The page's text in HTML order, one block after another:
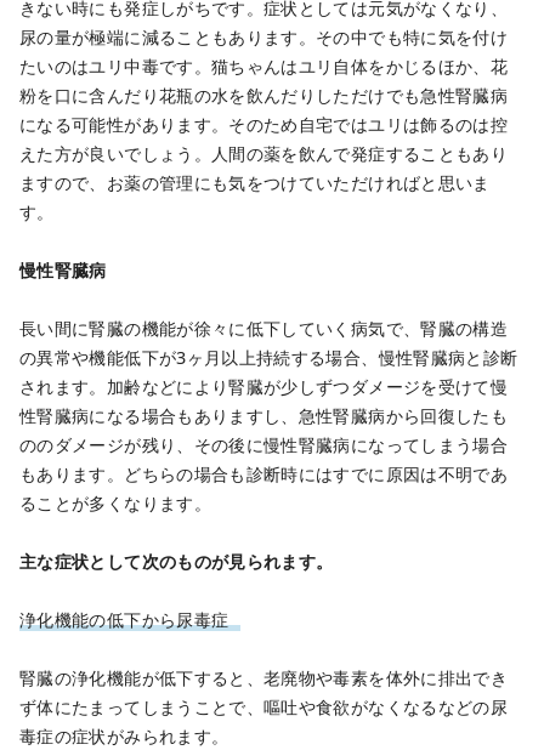
きない時にも発症しがちです。症状としては元気がなくなり、
尿の量が極端に減ることもあります。 その中でも特に気を付け
たいのはユリ中毒です。猫ちゃんはユリ自体をかじるほか、花
粉を口に含んだり花瓶の水を飲んだりしただけでも急性腎臓病
になる可能性があります。そのため自宅ではユリは飾るのは控
えた方が良いでしょう。人間の薬を飲んで発症することもあり
ますので、お薬の管理にも気をつけていただければと思いま
す。
慢性腎臓病
長い間に腎臓の機能が徐々に低下していく病気で、腎臓の構造
の異常や機能低下が3ヶ月以上持続する場合、慢性腎臓病と診断
されます。 加齢などにより腎臓が少しずつダメージを受けて慢
性腎臓病になる場合もありますし、急性腎臓病から回復したも
ののダメージが残り、その後に慢性腎臓病になってしまう場合
もあります。どちらの場合も診断時にはすでに原因は不明であ
ることが多くなります。
主な症状として次のものが見られます。
浄化機能の低下から尿毒症
腎臓の浄化機能が低下すると、老廃物や毒素を体外に排出でき
ず体にたまってしまうことで、嘔吐や食欲がなくなるなどの尿
毒症の症状がみられます。